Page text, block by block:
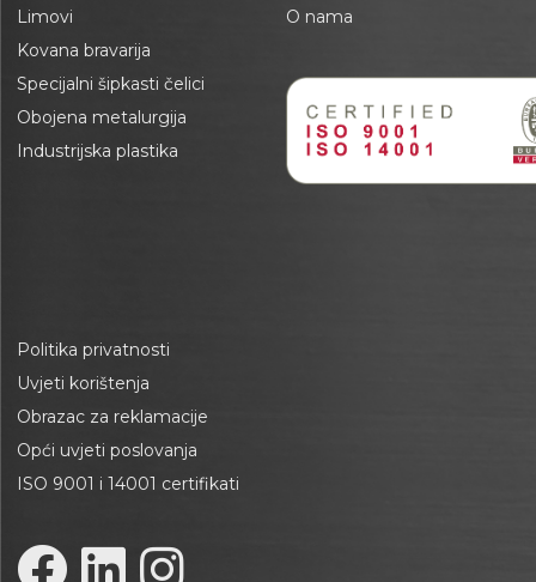
Limovi
Kovana bravarija
Specijalni šipkasti čelici
Obojena metalurgija
Industrijska plastika
O nama
Politika privatnosti
Uvjeti korištenja
Obrazac za reklamacije
Opći uvjeti poslovanja
ISO 9001 i 14001 certifikati